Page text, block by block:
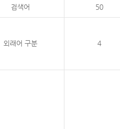
검색어 50
외래어 구분 4